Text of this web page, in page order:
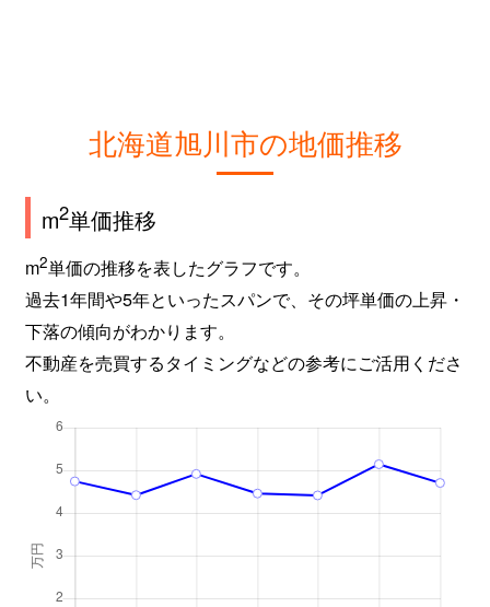
北海道旭川市の地価推移
m2単価推移
m2単価の推移を表したグラフです。
過去1年間や5年といったスパンで、その坪単価の上昇・
下落の傾向がわかります。
不動産を売買するタイミングなどの参考にご活用くださ
い。